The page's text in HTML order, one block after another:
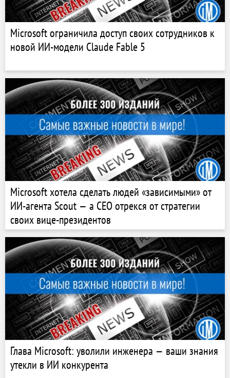
Microsoft ограничила доступ своих сотрудников к
новой ИИ-модели Claude Fable 5
Microsoft хотела сделать людей «зависимыми» от
ИИ-агента Scout — а CEO отрекся от стратегии
своих вице-президентов
Глава Microsoft: уволили инженера — ваши знания
утекли в ИИ конкурента